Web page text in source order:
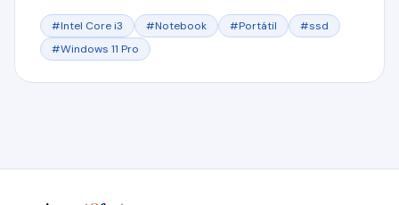
#Intel Core i3 #Notebook #Portátil
#ssd
#Windows 11 Pro